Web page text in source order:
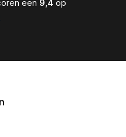
een 9,4 op